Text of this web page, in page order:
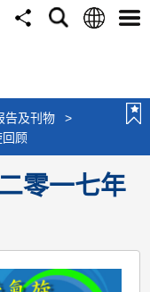
分
搜
语
选
告及刊物
>
回顾
零一七年